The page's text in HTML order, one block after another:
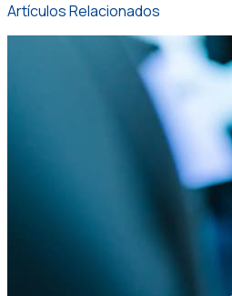
Artículos Relacionados